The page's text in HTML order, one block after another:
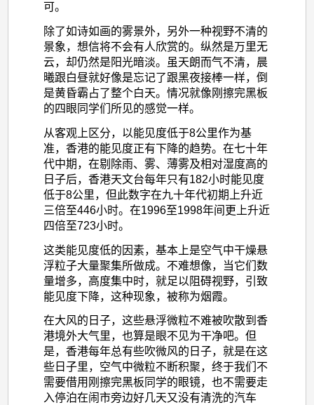
可。
除了如诗如画的雾景外，另外一种视野不清的
景象，想信将不会有人欣赏的。纵然是万里无
云，却仍然是阳光暗淡。虽天朗而气不清，晨
曦跟白昼就好像是忘记了跟黑夜接棒一样，倒
是黄昏霸占了整个白天。情况就像刚擦完黑板
的四眼同学们所见的感觉一样。
从客观上区分，以能见度低于8公里作为基
准，香港的能见度正有下降的趋势。在七十年
代中期，在剔除雨、雾、薄雾及相对湿度高的
日子后，香港天文台每年只有182小时能见度
低于8公里，但此数字在九十年代初期上升近
三倍至446小时。在1996至1998年间更上升近
四倍至723小时。
这类能见度低的因素，基本上是空气中干燥悬
浮粒子大量聚集所做成。不难想像，当它们数
量增多，高度集中时，就足以阻碍视野，引致
能见度下降，这种现象，被称为烟霞。
在大风的日子，这些悬浮微粒不难被吹散到香
港境外大气里，也算是眼不见为干净吧。但
是，香港每年总有些吹微风的日子，就是在这
些日子里，空气中微粒不断积聚，终于我们不
需要借用刚擦完黑板同学的眼镜，也不需要走
入停泊在闹市旁边好几天又没有清洗的汽车